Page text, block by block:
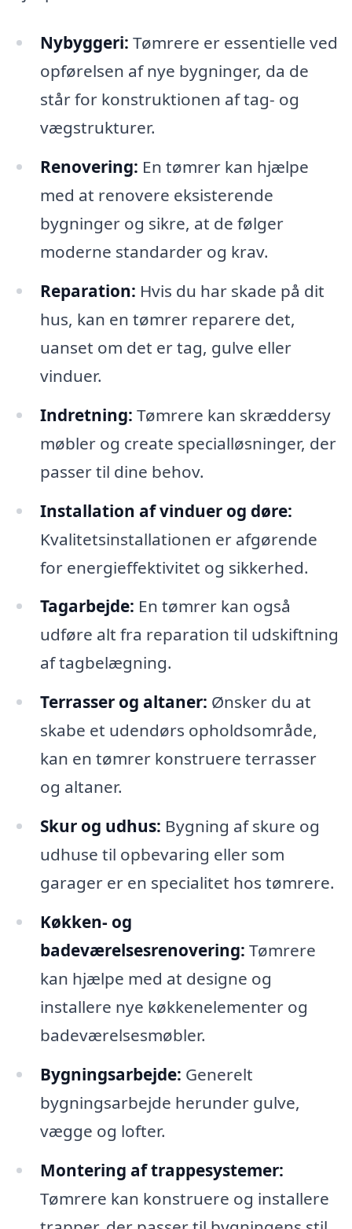
Nybyggeri: Tømrere er essentielle ved
opførelsen af nye bygninger, da de
står for konstruktionen af tag- og
vægstrukturer.
Renovering: En tømrer kan hjælpe
med at renovere eksisterende
bygninger og sikre, at de følger
moderne standarder og krav.
Reparation: Hvis du har skade på dit
hus, kan en tømrer reparere det,
uanset om det er tag, gulve eller
vinduer.
Indretning: Tømrere kan skræddersy
møbler og create specialløsninger, der
passer til dine behov.
Installation af vinduer og døre:
Kvalitetsinstallationen er afgørende
for energieffektivitet og sikkerhed.
Tagarbejde: En tømrer kan også
udføre alt fra reparation til udskiftning
af tagbelægning.
Terrasser og altaner: Ønsker du at
skabe et udendørs opholdsområde,
kan en tømrer konstruere terrasser
og altaner.
Skur og udhus: Bygning af skure og
udhuse til opbevaring eller som
garager er en specialitet hos tømrere.
Køkken- og
badeværelsesrenovering: Tømrere
kan hjælpe med at designe og
installere nye køkkenelementer og
badeværelsesmøbler.
Bygningsarbejde: Generelt
bygningsarbejde herunder gulve,
vægge og lofter.
Montering af trappesystemer:
Tømrere kan konstruere og installere